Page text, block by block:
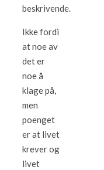
beskrivende.
Ikke fordi
at noe av
det er
noe å
klage på,
men
poenget
er at livet
krever og
livet